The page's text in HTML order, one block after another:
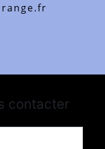
contacter